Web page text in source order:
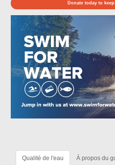
Donate today to
Qualité de l'eau À propos du